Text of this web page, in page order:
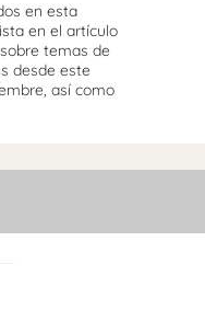
en esta
en el artículo
temas de
desde este
así como